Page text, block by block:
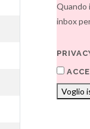
Quando
inbox
Voglio